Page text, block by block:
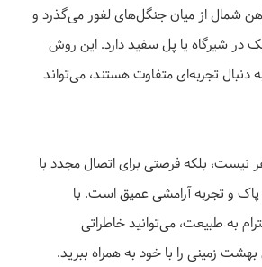
شمال از میان جنگل‌های لفور می‌گذرد و
در شیرگاه یا پل سفید دارد. این روش
دنبال تجربه‌ای متفاوت هستند، می‌تواند
بلکه فرصتی برای اتصال مجدد با
و تجربه آرامشی عمیق است. با
به طبیعت، می‌توانید خاطراتی
زمینی را با خود به همراه ببرید.